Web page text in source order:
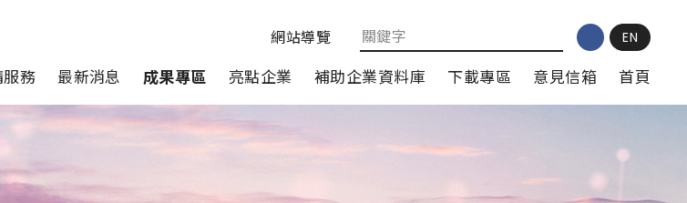
網站導覽 EN
務 最新消息 成果專區 亮點企業 補助企業資料庫 下載專區 意見信箱 首頁